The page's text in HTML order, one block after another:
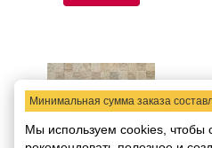
Минимальная сумма заказа
Мы используем cookies, чтобы